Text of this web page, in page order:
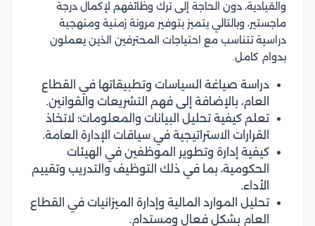
والقيادية، دون الحاجة إلى ترك وظائفهم لإكمال درجة
ماجستير، وبالتالي يتميز بتوفير مرونة زمنية ومنهجية
دراسية تتناسب مع احتياجات المحترفين الذين يعملون
بدوام كامل.
دراسة صياغة السياسات وتطبيقاتها في القطاع
العام، بالإضافة إلى فهم التشريعات والقوانين.
تعلم كيفية تحليل البيانات والمعلومات؛ لاتخاذ
القرارات الاستراتيجية في سياقات الإدارة العامة.
كيفية إدارة وتطوير الموظفين في الهيئات
الحكومية، بما في ذلك التوظيف والتدريب وتقييم
الأداء.
تحليل الموارد المالية وإدارة الميزانيات في القطاع
العام بشكل فعال ومستدام.